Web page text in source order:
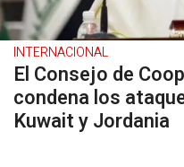
INTERNACIONAL
El Consejo de
condena los
Kuwait y Jordania